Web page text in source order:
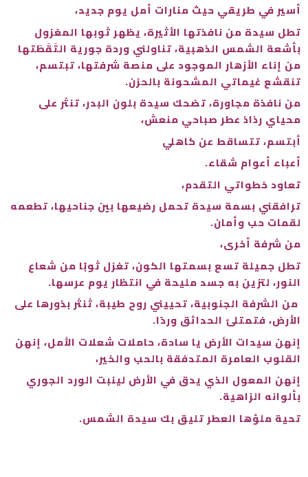
أسير في طريقي حيث منارات أمل يوم جديد،
تطل سيدة من نافذتها الأثيرة، يظهر ثوبها المغزول
بأشعة الشمس الذهبية، تناولني وردة جورية التَقَطَتها
من إناء الأزهار الموجود على منصة شرفتها، تبتسم،
تنقشع غيماتي المشحونة بالحزن.
من نافذة مجاورة، تضحك سيدة بلون البدر، تنثر على
محياي رذاذ عطر صباحي منعش،
أبتسم، تتساقط عن كاهلي
أعباء أعوام شقاء.
تعاود خطواتي التقدم،
ترافقني بسمة سيدة تحمل رضيعها بين جناحيها، تطعمه
لقمات حب وأمان.
من شرفة أخرى،
تطل جميلة تسع بسمتها الكون، تغزل ثوبًا من شعاع
النور، لتزين به جسد مليحة في انتظار يوم عرسها.
من الشرفة الجنوبية، تحييني روح طيبة، ثنثر بذورها على
الأرض، فتمتلئ الحدائق وردًا.
إنهن سيدات الأرض يا سادة، حاملات شعلات الأمل، إنهن
القلوب العامرة المتدفقة بالحب والخير،
إنهن المعول الذي يدق في الأرض لينبت الورد الجوري
بألوانه الزاهية.
تحية ملؤها العطر تليق بك سيدة الشمس.